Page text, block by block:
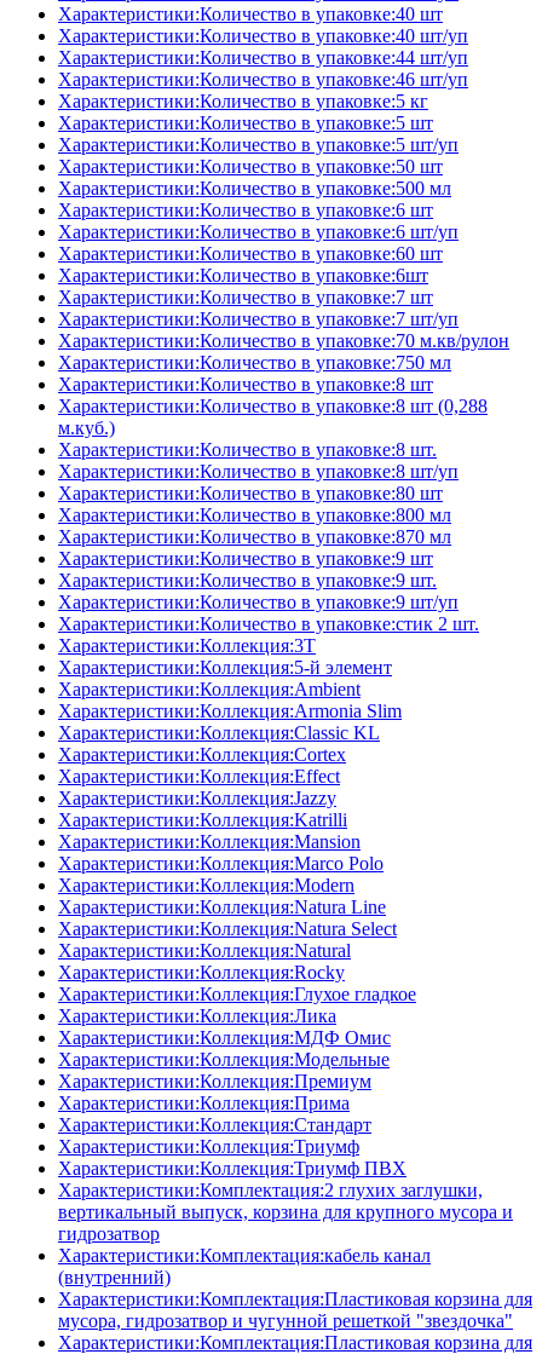
Характеристики:Количество в упаковке:40 шт
Характеристики:Количество в упаковке:40 шт/уп
Характеристики:Количество в упаковке:44 шт/уп
Характеристики:Количество в упаковке:46 шт/уп
Характеристики:Количество в упаковке:5 кг
Характеристики:Количество в упаковке:5 шт
Характеристики:Количество в упаковке:5 шт/уп
Характеристики:Количество в упаковке:50 шт
Характеристики:Количество в упаковке:500 мл
Характеристики:Количество в упаковке:6 шт
Характеристики:Количество в упаковке:6 шт/уп
Характеристики:Количество в упаковке:60 шт
Характеристики:Количество в упаковке:6шт
Характеристики:Количество в упаковке:7 шт
Характеристики:Количество в упаковке:7 шт/уп
Характеристики:Количество в упаковке:70 м.кв/рулон
Характеристики:Количество в упаковке:750 мл
Характеристики:Количество в упаковке:8 шт
Характеристики:Количество в упаковке:8 шт (0,288
м.куб.)
Характеристики:Количество в упаковке:8 шт.
Характеристики:Количество в упаковке:8 шт/уп
Характеристики:Количество в упаковке:80 шт
Характеристики:Количество в упаковке:800 мл
Характеристики:Количество в упаковке:870 мл
Характеристики:Количество в упаковке:9 шт
Характеристики:Количество в упаковке:9 шт.
Характеристики:Количество в упаковке:9 шт/уп
Характеристики:Количество в упаковке:стик 2 шт.
Характеристики:Коллекция:3T
Характеристики:Коллекция:5-й элемент
Характеристики:Коллекция:Ambient
Характеристики:Коллекция:Armonia Slim
Характеристики:Коллекция:Classic KL
Характеристики:Коллекция:Cortex
Характеристики:Коллекция:Effect
Характеристики:Коллекция:Jazzy
Характеристики:Коллекция:Katrilli
Характеристики:Коллекция:Mansion
Характеристики:Коллекция:Marco Polo
Характеристики:Коллекция:Modern
Характеристики:Коллекция:Natura Line
Характеристики:Коллекция:Natura Select
Характеристики:Коллекция:Natural
Характеристики:Коллекция:Rocky
Характеристики:Коллекция:Глухое гладкое
Характеристики:Коллекция:Лика
Характеристики:Коллекция:МДФ Омис
Характеристики:Коллекция:Модельные
Характеристики:Коллекция:Премиум
Характеристики:Коллекция:Прима
Характеристики:Коллекция:Стандарт
Характеристики:Коллекция:Триумф
Характеристики:Коллекция:Триумф ПВХ
Характеристики:Комплектация:2 глухих заглушки,
вертикальный выпуск, корзина для крупного мусора и
гидрозатвор
Характеристики:Комплектация:кабель канал
(внутренний)
Характеристики:Комплектация:Пластиковая корзина для
мусора, гидрозатвор и чугунной решеткой "звездочка"
Характеристики:Комплектация:Пластиковая корзина для